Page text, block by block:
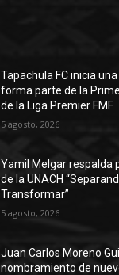
Tapachula FC inicia
forma parte de la
de la Liga Premier FMF
5 agosto, 2026
Yamil Melgar respalda
de la UNACH
Transformar”
5 agosto, 2026
Juan Carlos Moreno
nombramiento de